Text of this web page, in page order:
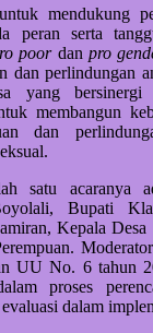
mendukung
peran serta
poor danpro
dan perlindungan
yang bersinergi
membangun
dan
satu acaranya
Bupati
Kepala Desa
UU No. 6 tahun
proses
dalam